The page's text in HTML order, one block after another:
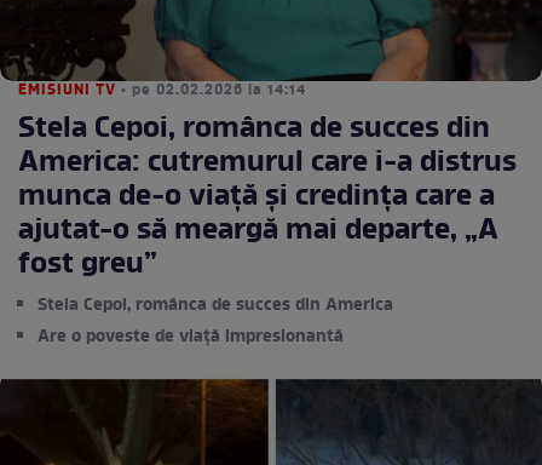
EMISIUNI TV • pe 02.02.2026 la 14:14
Stela Cepoi, românca de succes din
America: cutremurul care i-a distrus
munca de-o viață și credința care a
ajutat-o să meargă mai departe, „A
fost greu”
Stela Cepoi, românca de succes din America
Are o poveste de viață impresionantă